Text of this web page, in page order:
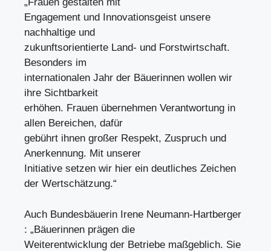
Engagement und Innovationsgeist unsere
nachhaltige und
zukunftsorientierte Land- und Forstwirtschaft.
Besonders im
internationalen Jahr der Bäuerinnen wollen wir
ihre Sichtbarkeit
erhöhen. Frauen übernehmen Verantwortung in
allen Bereichen, dafür
gebührt ihnen großer Respekt, Zuspruch und
Anerkennung. Mit unserer
Initiative setzen wir hier ein deutliches Zeichen
der Wertschätzung.“
Auch Bundesbäuerin Irene Neumann-Hartberger
: „Bäuerinnen prägen die
Weiterentwicklung der Betriebe maßgeblich. Sie